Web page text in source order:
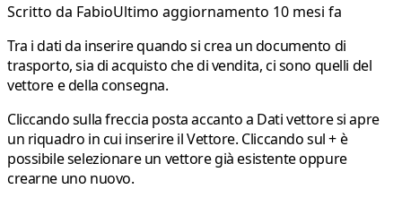
Scritto da FabioUltimo aggiornamento 10 mesi fa
Tra i dati da inserire quando si crea un documento di
trasporto, sia di acquisto che di vendita, ci sono quelli del
vettore e della consegna.
Cliccando sulla freccia posta accanto a Dati vettoresi apre
un riquadro in cui inserire ilVettore. Cliccando sul+è
possibile selezionare un vettore già esistente oppure
crearne uno nuovo.